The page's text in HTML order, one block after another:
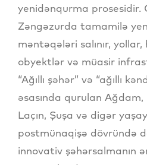
yenidənqurma prosesidir.
Zəngəzurda tamamilə
məntəqələri salınır,
obyektlər və müasir
“Ağıllı şəhər” və “ağıllı
əsasında qurulan
Laçın, Şuşa və digər
postmünaqişə dövründə
innovativ şəhərsalmanın